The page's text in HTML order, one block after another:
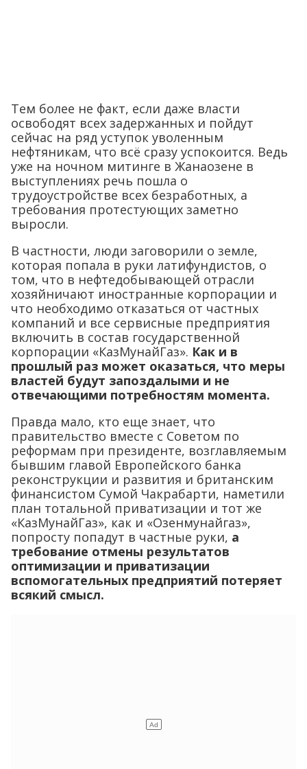
Тем более не факт, если даже власти
освободят всех задержанных и пойдут
сейчас на ряд уступок уволенным
нефтяникам, что всё сразу успокоится. Ведь
уже на ночном митинге в Жанаозене в
выступлениях речь пошла о
трудоустройстве всех безработных, а
требования протестующих заметно
выросли.
В частности, люди заговорили о земле,
которая попала в руки латифундистов, о
том, что в нефтедобывающей отрасли
хозяйничают иностранные корпорации и
что необходимо отказаться от частных
компаний и все сервисные предприятия
включить в состав государственной
корпорации «КазМунайГаз». Как и в
прошлый раз может оказаться, что меры
властей будут запоздалыми и не
отвечающими потребностям момента.
Правда мало, кто еще знает, что
правительство вместе с Советом по
реформам при президенте, возглавляемым
бывшим главой Европейского банка
реконструкции и развития и британским
финансистом Сумой Чакрабарти, наметили
план тотальной приватизации и тот же
«КазМунайГаз», как и «Озенмунайгаз»,
попросту попадут в частные руки, а
требование отмены результатов
оптимизации и приватизации
вспомогательных предприятий потеряет
всякий смысл.